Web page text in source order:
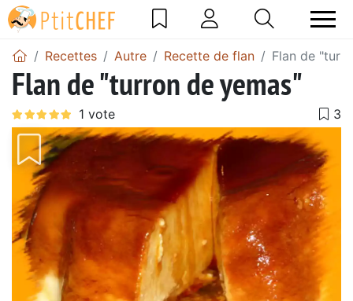
Recettes Autre Recette de flan Flan de
Flan de "turron de yemas"